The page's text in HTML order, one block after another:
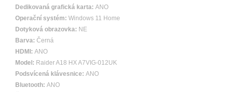
Dedikovaná grafická karta: ANO
Operační systém: Windows 11 Home
Dotyková obrazovka: NE
Barva: Černá
HDMI: ANO
Model: Raider A18 HX A7VIG-012UK
Podsvícená klávesnice: ANO
Bluetooth: ANO